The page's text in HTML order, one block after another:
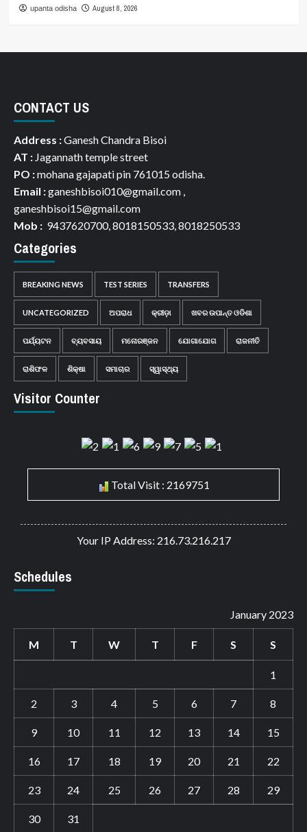
upanta odisha August 8, 2026
CONTACT US
Address :Ganesh Chandra Bisoi
AT : Jagannath temple street
PO :mohana gajapati pin 761015 odisha.
Email :ganeshbisoi010@gmail.com ,
ganeshbisoi15@gmail.com
Mob : 9437620700, 8018150533, 8018250533
Categories
BREAKING NEWS TEST SERIES TRANSFERS
UNCATEGORIZED ଅପରାଧ କ୍ରୀଡ଼ା ଖବର ଉପାନ୍ତ ଓଡିଶା
ପର୍ଯ୍ୟଟନ ବ୍ୟବସାୟ ମନୋରଞ୍ଜନ ଯୋଗାଯୋଗ ରାଜନୀତି
ରାଶିଫଳ ଶିକ୍ଷା ସମାଚାର ସ୍ୱାସ୍ଥ୍ୟ
Visitor Counter
Total Visit : 2169751
Your IP Address: 216.73.216.217
Schedules
January 2023
M T W T F S S
1
2 3 4 5 6 7 8
9 10 11 12 13 14 15
16 17 18 19 20 21 22
23 24 25 26 27 28 29
30 31